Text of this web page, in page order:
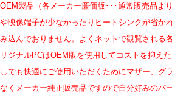
OEM製品（各メーカー廉価版･･･通常販売品よ
や映像端子が少なかったりヒートシンクが省か
み込んでおりません。よくネットで観覧される
リジナルPCはOEM版を使用してコストを抑え
しでも快適にご使用いただくためにマザー、グ
なくメーカー純正販売品ですので自分好みのパ